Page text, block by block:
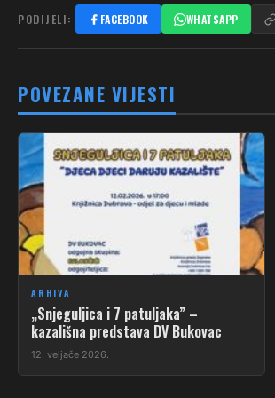
PODIJELI: FACEBOOK WHATSAPP
POVEZANE VIJESTI
ARHIVA
„Snjeguljica i 7 patuljaka” –
kazališna predstava DV Bukovac
12. veljače 2026.